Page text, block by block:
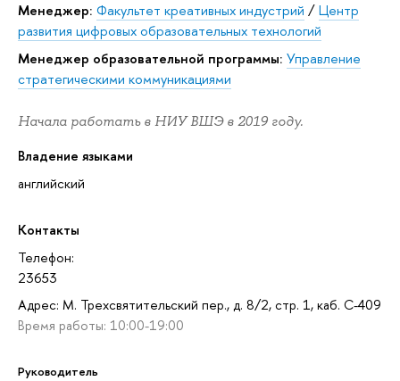
Менеджер: Факультет креативных индустрий /Центр
развития цифровых образовательных технологий
Менеджер образовательной программы: Управление
стратегическими коммуникациями
Начала работать в НИУ ВШЭ в 2019 году.
Владение языками
английский
Контакты
Телефон:
23653
Адрес: М. Трехсвятительский пер., д. 8/2, стр. 1, каб. С-409
Время работы: 10:00-19:00
Руководитель